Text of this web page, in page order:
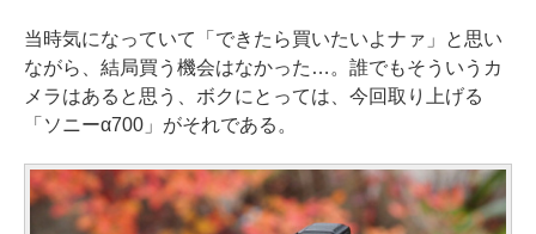
当時気になっていて「できたら買いたいよナァ」と思い
ながら、結局買う機会はなかった…。誰でもそういうカ
メラはあると思う、ボクにとっては、今回取り上げる
「ソニーα700」がそれである。